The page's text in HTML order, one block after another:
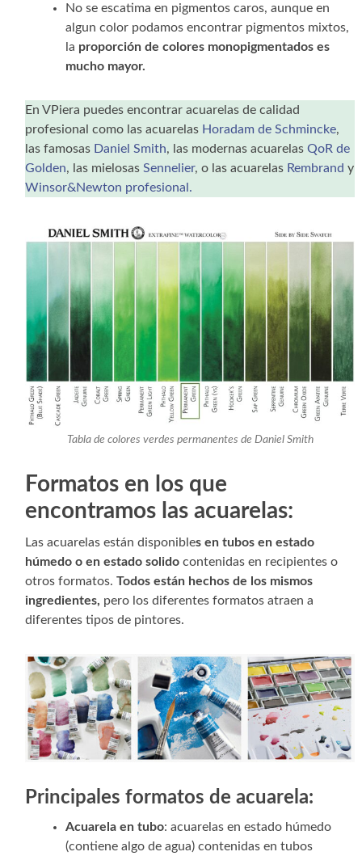
No se escatima en pigmentos caros, aunque en
algun color podamos encontrar pigmentos mixtos,
la proporción de colores monopigmentados es
mucho mayor.
En VPiera puedes encontrar acuarelas de calidad
profesional como las acuarelas Horadam de Schmincke,
las famosas Daniel Smith, las modernas acuarelasQoR de
Golden, las mielosasSennelier, o las acuarelas Rembrand y
Winsor&Newton profesional.
Tabla de colores verdes permanentes de Daniel Smith
Formatos en los que
encontramos las acuarelas:
Las acuarelas están disponibles en tubos en estado
húmedo o en estado solidocontenidas en recipientes o
otros formatos.Todos están hechos de los mismos
ingredientes, pero los diferentes formatos atraen a
diferentes tipos de pintores.
Principales formatos de acuarela:
Acuarela en tubo: acuarelas en estado húmedo
(contiene algo de agua) contenidas en tubos